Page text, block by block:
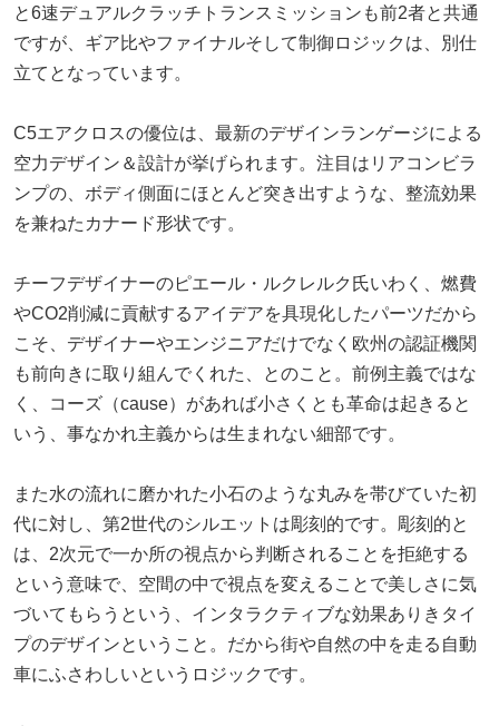
と6速デュアルクラッチトランスミッションも前2者と共通
ですが、ギア比やファイナルそして制御ロジックは、別仕
立てとなっています。
C5エアクロスの優位は、最新のデザインランゲージによる
空力デザイン＆設計が挙げられます。注目はリアコンビラ
ンプの、ボディ側面にほとんど突き出すような、整流効果
を兼ねたカナード形状です。
チーフデザイナーのピエール・ルクレルク氏いわく、燃費
やCO2削減に貢献するアイデアを具現化したパーツだから
こそ、デザイナーやエンジニアだけでなく欧州の認証機関
も前向きに取り組んでくれた、とのこと。前例主義ではな
く、コーズ（cause）があれば小さくとも革命は起きると
いう、事なかれ主義からは生まれない細部です。
また水の流れに磨かれた小石のような丸みを帯びていた初
代に対し、第2世代のシルエットは彫刻的です。彫刻的と
は、2次元で一か所の視点から判断されることを拒絶する
という意味で、空間の中で視点を変えることで美しさに気
づいてもらうという、インタラクティブな効果ありきタイ
プのデザインということ。だから街や自然の中を走る自動
車にふさわしいというロジックです。